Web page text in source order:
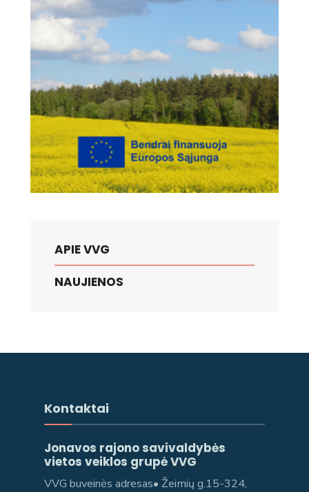
APIE VVG
NAUJIENOS
Kontaktai
Jonavos rajono savivaldybės
vietos veiklos grupė VVG
VVG buveinės adresas• Žeimių g.15-324,